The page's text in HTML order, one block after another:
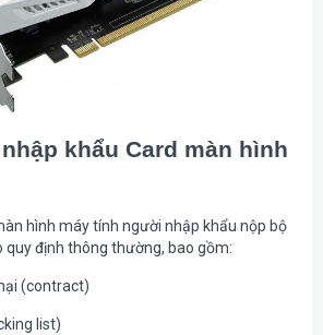
khẩu Card màn hình
hình máy tính người nhập khẩu nộp bộ
quy định thông thường, bao gồm:
(contract)
list)